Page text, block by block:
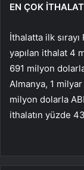
EN ÇOK
İthalatta ilk sırayı
yapılan ithalat 4
691 milyon
Almanya, 1
milyon dolarla
ithalatın yüzde